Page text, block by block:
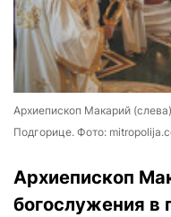
Архиепископ Макарий
Подгорице. Фото:
Архиепископ
богослужения в